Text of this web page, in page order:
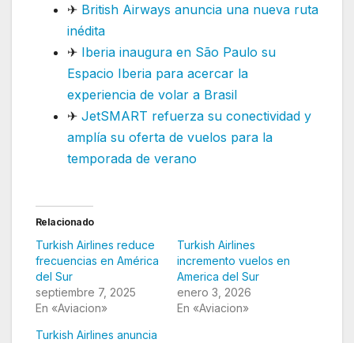
✈ British Airways anuncia una nueva ruta
inédita
✈ Iberia inaugura en São Paulo su
Espacio Iberia para acercar la
experiencia de volar a Brasil
✈ JetSMART refuerza su conectividad y
amplía su oferta de vuelos para la
temporada de verano
Relacionado
Turkish Airlines reduce
frecuencias en América
del Sur
septiembre 7, 2025
En «Aviacion»
Turkish Airlines
incremento vuelos en
America del Sur
enero 3, 2026
En «Aviacion»
Turkish Airlines anuncia